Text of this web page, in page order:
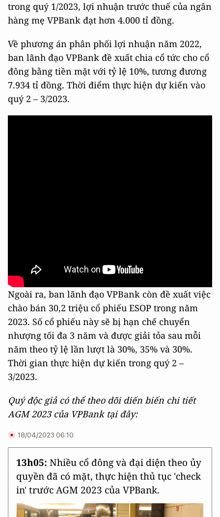
trong quý 1/2023, lợi nhuận trước thuế của ngân
hàng mẹ VPBank đạt hơn 4.000 tỉ đồng.
Về phương án phân phối lợi nhuận năm 2022,
ban lãnh đạo VPBank đề xuất chia cổ tức cho cổ
đông bằng tiền mặt với tỷ lệ 10%, tương đương
7.934 tỉ đồng. Thời điểm thực hiện dự kiến vào
quý 2 – 3/2023.
Ngoài ra, ban lãnh đạo VPBank còn đề xuất việc
chào bán 30,2 triệu cổ phiếu ESOP trong năm
2023. Số cổ phiếu này sẽ bị hạn chế chuyển
nhượng tối đa 3 năm và được giải tỏa sau mỗi
năm theo tỷ lệ lần lượt là 30%, 35% và 30%.
Thời gian thực hiện dự kiến trong quý 2 –
3/2023.
Quý độc giả có thể theo dõi diến biến chi tiết
AGM 2023 của VPBank tại đây:
18/04/2023 06:10
13h05: Nhiều cổ đông và đại diện theo ủy
quyền đã có mặt, thực hiện thủ tục 'check
in' trước AGM 2023 của VPBank.